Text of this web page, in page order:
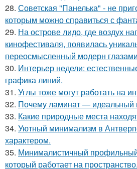
28. Советская "Панелька" - не
которым можно справиться с
29. На острове лидо, где воздух
кинофестиваля, появилась
переосмысленный модерн
30. Интерьер недели:
графика линий.
31. Углы тоже могут работать на
32. Почему ламинат — идеальный
33. Какие природные места
34. Уютный минимализм в
характером.
35. Минималистичный
который работает на пространство.